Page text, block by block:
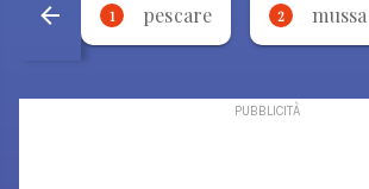
1 pescare 2 mussa